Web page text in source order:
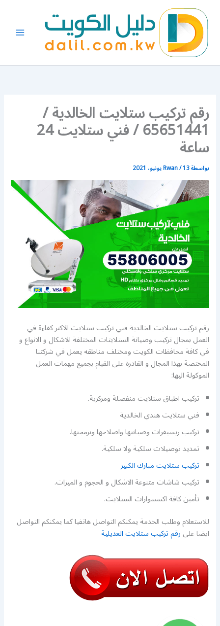
المحتوى
رقم تركيب ستلايت الخالدية /
65651441 / فني ستلايت 24
ساعة
بواسطة Rwan/13 يونيو، 2021
رقم تركيب ستلايت الخالدية فني تركيب ستلايت الاكثر كفاءة في
العمل بمجال تركيب وصيانة الستلايتات المختلفة الاشكال و الانواع و
في كافة محافظات الكويت ومختلف مناطقه يعمل في شركتنا
المختصة بهذا المجال و القادرة على القيام بجميع مهمات العمل
الموكولة اليها:
تركيب اطباق ستلايت منفصلة ومركزية.
فني ستلايت هندي الخالدية
تركيب ريسيفرات وصيانتها واصلاحها وبرمجتها.
تمديد توصيلات سلكية ولا سلكية.
تركيب ستلايت مبارك الكبير
تركيب شاشات متنوعة الاشكال و الحجوم و الميزات.
تأمين كافة اكسسوارات الستلايت.
للاستعلام وطلب الخدمة يمكنكم التواصل هاتفيا كما يمكنكم التواصل
ايضا علىرقم تركيب ستلايت العديلية